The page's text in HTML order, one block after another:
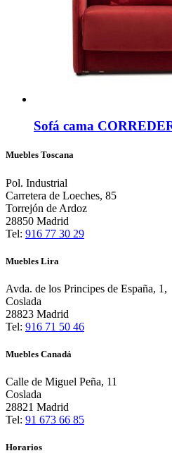
Sofá cama
Muebles Toscana
Pol. Industrial
Carretera de Loeches, 85
Torrejón de Ardoz
28850 Madrid
Tel: 916 77 30 29
Muebles Lira
Avda. de los Principes de España, 1,
Coslada
28823 Madrid
Tel: 916 71 50 46
Muebles Canadá
Calle de Miguel Peña, 11
Coslada
28821 Madrid
Tel: 91 673 66 85
Horarios